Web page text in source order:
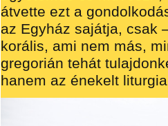
átvette ezt a
az Egyház sajátja, csak
korális, ami nem más,
gregorián tehát
hanem az énekelt